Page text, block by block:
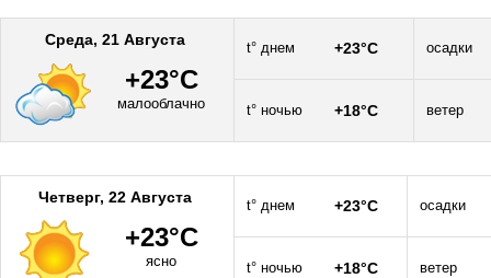
Среда, 21 Августа
+23°C
малооблачно
t° днем +23°C осадки
t° ночью +18°C ветер
Четверг, 22 Августа
+23°C
ясно
t° днем +23°C осадки
t° ночью +18°C ветер